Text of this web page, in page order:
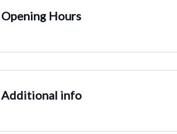
Opening Hours
Additional info